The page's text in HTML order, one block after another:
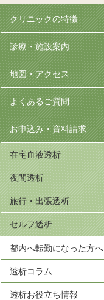
クリニックの特徴
診療・施設案内
地図・アクセス
よくあるご質問
お申込み・資料請求
在宅血液透析
夜間透析
旅行・出張透析
セルフ透析
都内へ転勤になった方へ
透析コラム
透析お役立ち情報